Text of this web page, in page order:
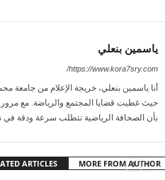
ياسمين بنعلي
https://www.kora7sry.com/
حيث غطيت قضايا المجتمع والرياضة. مع مرور
بأن الصحافة الرياضية تتطلب سرعة ودقة في
ARTICLES MORE FROM AUTHOR